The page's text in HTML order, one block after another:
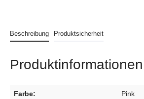
Beschreibung Produktsicherheit
Farbe: Pink